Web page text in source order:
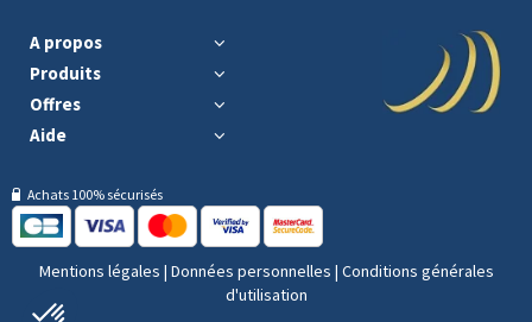
A propos
Produits
Offres
Aide
Achats 100% sécurisés
Mentions légales | Données personnelles | Conditions générales
d'utilisation